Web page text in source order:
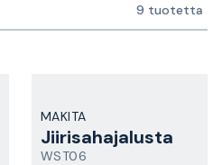
9 tuotetta
MAKITA
Jiirisahajalusta
WST06